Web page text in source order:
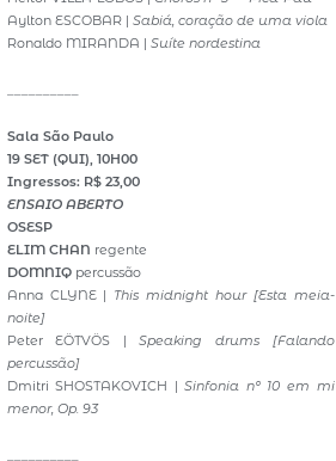
Aylton ESCOBAR | Sabiá, coração de uma viola
Ronaldo MIRANDA | Suíte nordestina
Sala São Paulo
19 SET (QUI), 10H00
Ingressos: R$ 23,00
ENSAIO ABERTO
OSESP
ELIM CHAN regente
DOMNIQ percussão
Anna CLYNE | This midnight hour[Esta meia-
noite]
Peter EÖTVÖS |Speaking drums
[Falando
percussão]
Dmitri SHOSTAKOVICH |Sinfonia nº 10 em mi
menor, Op. 93